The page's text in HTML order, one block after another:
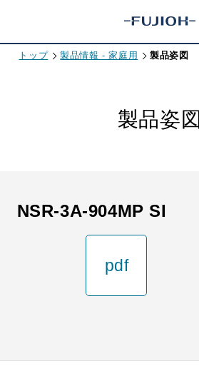
トップ 製品情報 - 家庭用 製品姿図
製品姿図
NSR-3A-904MP SI
pdf